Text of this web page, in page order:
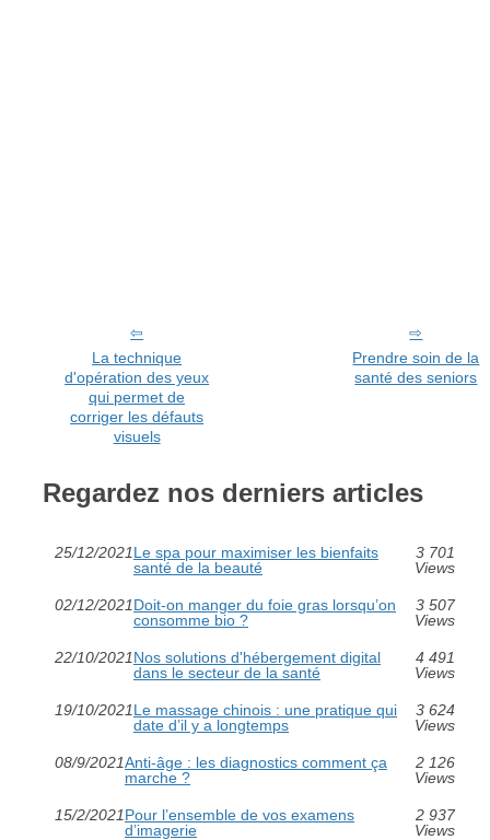
La technique
d'opération des yeux
qui permet de
corriger les défauts
visuels
Prendre soin de la
santé des seniors
Regardez nos derniers articles
25/12/2021Le spa pour maximiser les bienfaits
santé de la beauté
3 701
Views
02/12/2021Doit-on manger du foie gras lorsqu’on
consomme bio ?
3 507
Views
22/10/2021Nos solutions d'hébergement digital
dans le secteur de la santé
4 491
Views
19/10/2021Le massage chinois : une pratique qui
date d’il y a longtemps
3 624
Views
08/9/2021Anti-âge : les diagnostics comment ça
marche ?
2 126
Views
15/2/2021Pour l’ensemble de vos examens
d’imagerie
2 937
Views